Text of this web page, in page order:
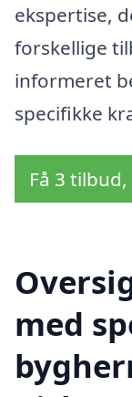
ekspertise,
forskellige
informeret
specifikke
Få 3
med